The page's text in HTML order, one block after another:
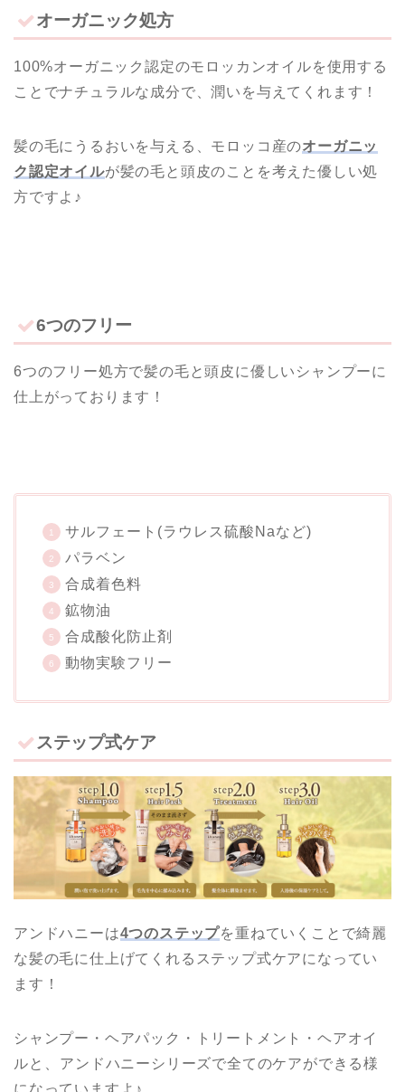
オーガニック処方
100%オーガニック認定のモロッカンオイルを使用する
ことでナチュラルな成分で、潤いを与えてくれます！
髪の毛にうるおいを与える、モロッコ産のオーガニッ
ク認定オイルが髪の毛と頭皮のことを考えた優しい処
方ですよ♪
6つのフリー
6つのフリー処方で髪の毛と頭皮に優しいシャンプーに
仕上がっております！
サルフェート(ラウレス硫酸Naなど)
パラベン
合成着色料
鉱物油
合成酸化防止剤
動物実験フリー
ステップ式ケア
アンドハニーは4つのステップを重ねていくことで綺麗
な髪の毛に仕上げてくれるステップ式ケアになってい
ます！
シャンプー・ヘアパック・トリートメント・ヘアオイ
ルと、アンドハニーシリーズで全てのケアができる様
になっていますよ♪